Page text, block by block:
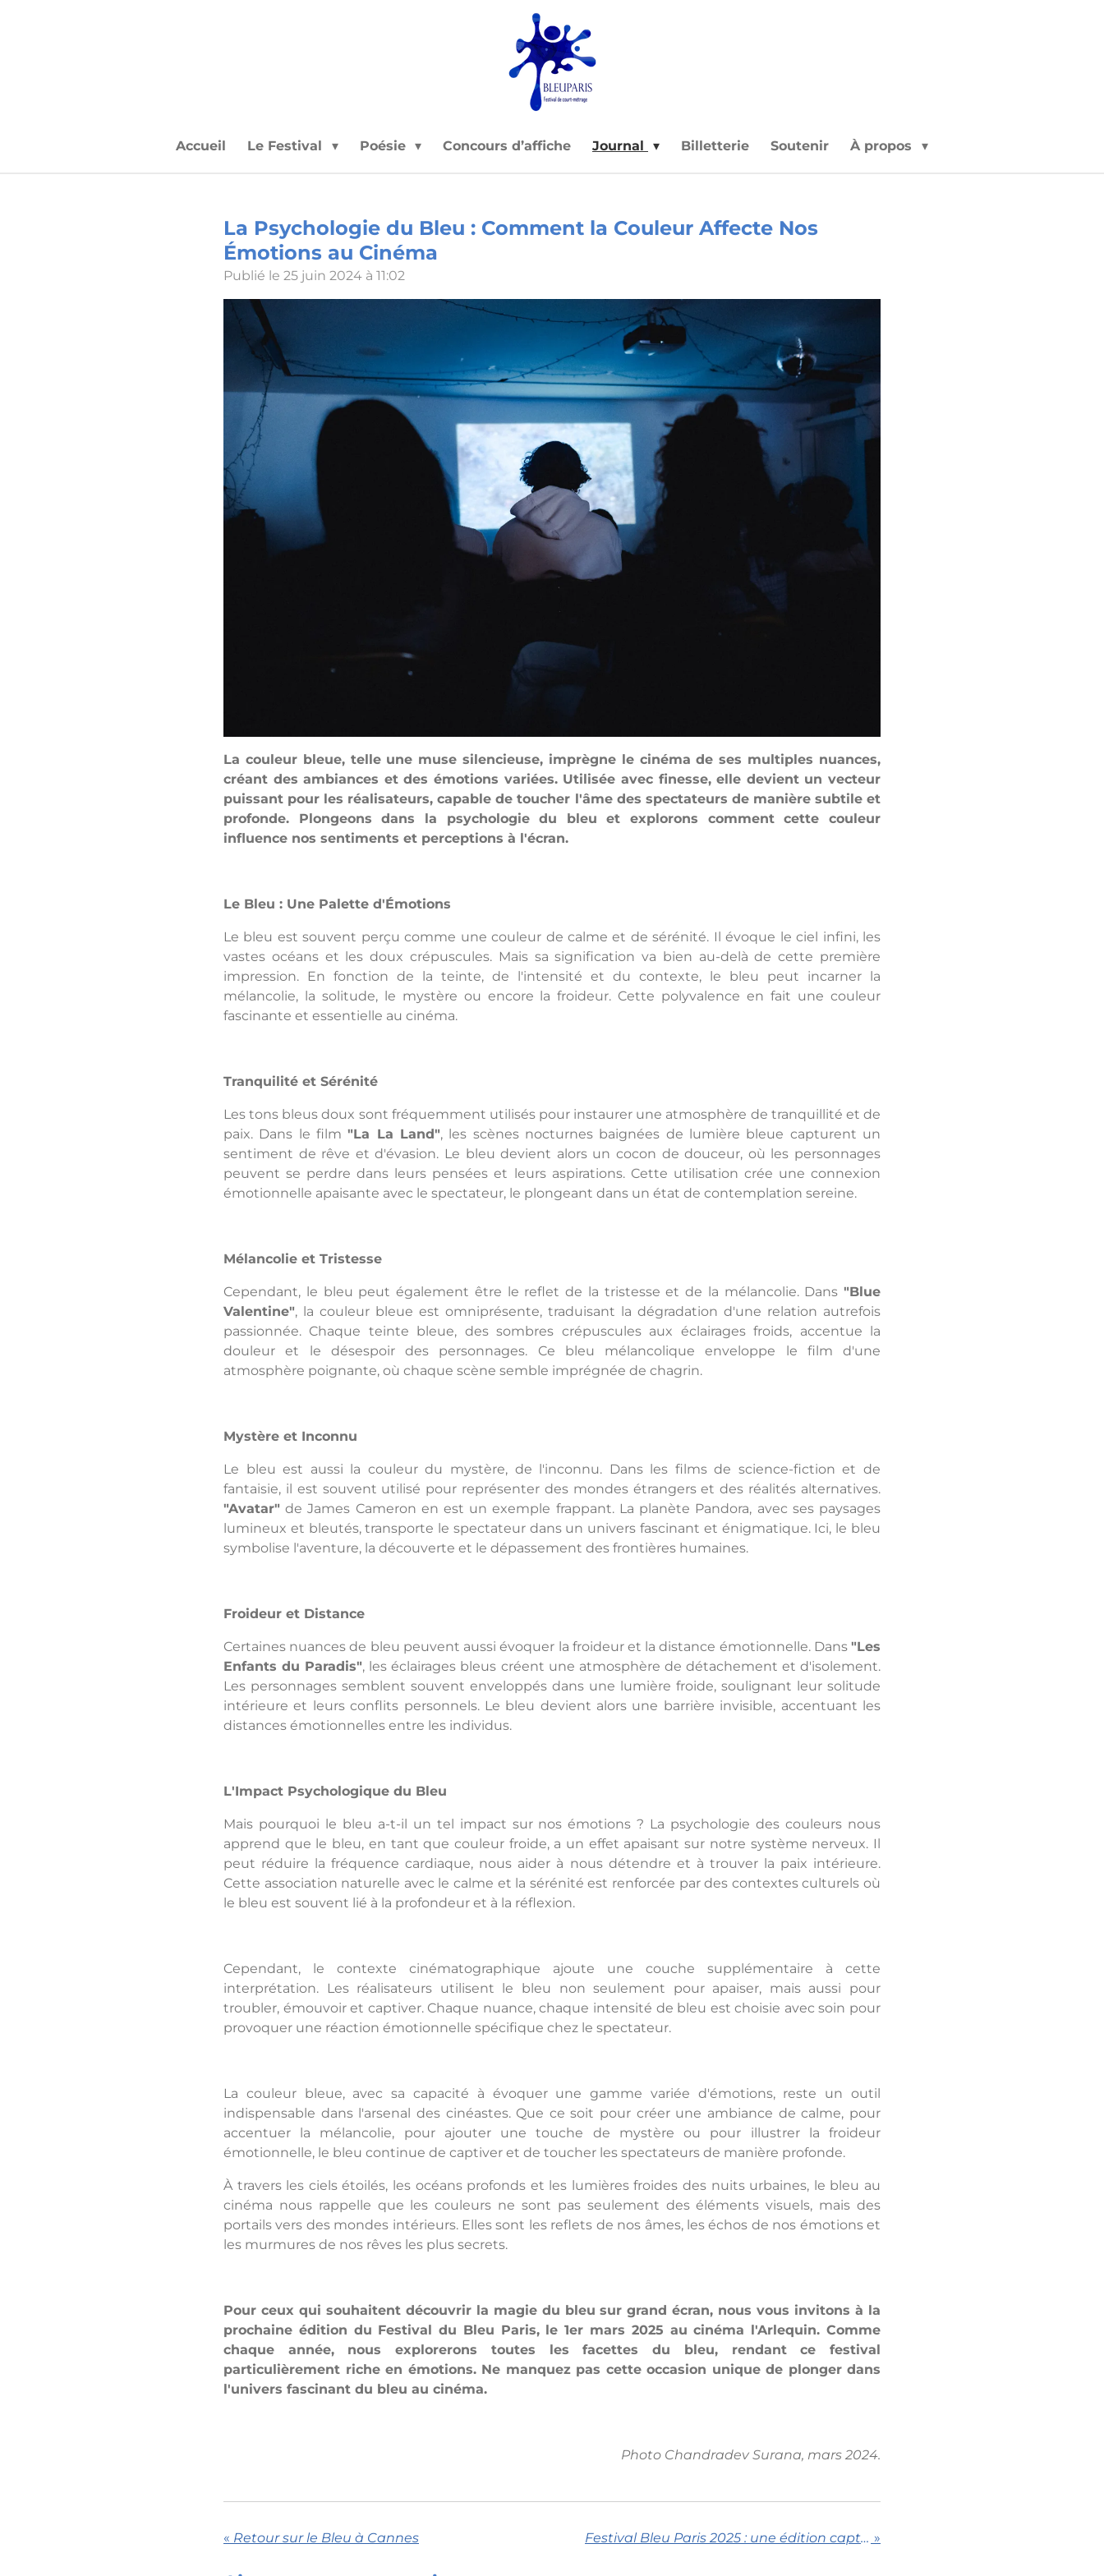
Accueil Le Festival Poésie Concours d’affiche Journal Billetterie Soutenir À propos
La Psychologie du Bleu : Comment la Couleur Affecte Nos
Émotions au Cinéma
Publié le 25 juin 2024 à 11:02
La couleur bleue, telle une muse silencieuse, imprègne le cinéma de ses multiples nuances,
créant des ambiances et des émotions variées. Utilisée avec finesse, elle devient un vecteur
puissant pour les réalisateurs, capable de toucher l'âme des spectateurs de manière subtile et
profonde. Plongeons dans la psychologie du bleu et explorons comment cette couleur
influence nos sentiments et perceptions à l'écran.
Le Bleu : Une Palette d'Émotions
Le bleu est souvent perçu comme une couleur de calme et de sérénité. Il évoque le ciel infini, les
vastes océans et les doux crépuscules. Mais sa signification va bien au-delà de cette première
impression. En fonction de la teinte, de l'intensité et du contexte, le bleu peut incarner la
mélancolie, la solitude, le mystère ou encore la froideur. Cette polyvalence en fait une couleur
fascinante et essentielle au cinéma.
Tranquilité et Sérénité
Les tons bleus doux sont fréquemment utilisés pour instaurer une atmosphère de tranquillité et de
paix. Dans le film"La La Land", les scènes nocturnes baignées de lumière bleue capturent un
sentiment de rêve et d'évasion. Le bleu devient alors un cocon de douceur, où les personnages
peuvent se perdre dans leurs pensées et leurs aspirations. Cette utilisation crée une connexion
émotionnelle apaisante avec le spectateur, le plongeant dans un état de contemplation sereine.
Mélancolie et Tristesse
Cependant, le bleu peut également être le reflet de la tristesse et de la mélancolie. Dans "Blue
Valentine", la couleur bleue est omniprésente, traduisant la dégradation d'une relation autrefois
passionnée. Chaque teinte bleue, des sombres crépuscules aux éclairages froids, accentue la
douleur et le désespoir des personnages. Ce bleu mélancolique enveloppe le film d'une
atmosphère poignante, où chaque scène semble imprégnée de chagrin.
Mystère et Inconnu
Le bleu est aussi la couleur du mystère, de l'inconnu. Dans les films de science-fiction et de
fantaisie, il est souvent utilisé pour représenter des mondes étrangers et des réalités alternatives.
"Avatar" de James Cameron en est un exemple frappant. La planète Pandora, avec ses paysages
lumineux et bleutés, transporte le spectateur dans un univers fascinant et énigmatique. Ici, le bleu
symbolise l'aventure, la découverte et le dépassement des frontières humaines.
Froideur et Distance
Certaines nuances de bleu peuvent aussi évoquer la froideur et la distance émotionnelle. Dans "Les
Enfants du Paradis", les éclairages bleus créent une atmosphère de détachement et d'isolement.
Les personnages semblent souvent enveloppés dans une lumière froide, soulignant leur solitude
intérieure et leurs conflits personnels. Le bleu devient alors une barrière invisible, accentuant les
distances émotionnelles entre les individus.
L'Impact Psychologique du Bleu
Mais pourquoi le bleu a-t-il un tel impact sur nos émotions ? La psychologie des couleurs nous
apprend que le bleu, en tant que couleur froide, a un effet apaisant sur notre système nerveux. Il
peut réduire la fréquence cardiaque, nous aider à nous détendre et à trouver la paix intérieure.
Cette association naturelle avec le calme et la sérénité est renforcée par des contextes culturels où
le bleu est souvent lié à la profondeur et à la réflexion.
Cependant, le contexte cinématographique ajoute une couche supplémentaire à cette
interprétation. Les réalisateurs utilisent le bleu non seulement pour apaiser, mais aussi pour
troubler, émouvoir et captiver. Chaque nuance, chaque intensité de bleu est choisie avec soin pour
provoquer une réaction émotionnelle spécifique chez le spectateur.
La couleur bleue, avec sa capacité à évoquer une gamme variée d'émotions, reste un outil
indispensable dans l'arsenal des cinéastes. Que ce soit pour créer une ambiance de calme, pour
accentuer la mélancolie, pour ajouter une touche de mystère ou pour illustrer la froideur
émotionnelle, le bleu continue de captiver et de toucher les spectateurs de manière profonde.
À travers les ciels étoilés, les océans profonds et les lumières froides des nuits urbaines, le bleu au
cinéma nous rappelle que les couleurs ne sont pas seulement des éléments visuels, mais des
portails vers des mondes intérieurs. Elles sont les reflets de nos âmes, les échos de nos émotions et
les murmures de nos rêves les plus secrets.
Pour ceux qui souhaitent découvrir la magie du bleu sur grand écran, nous vous invitons à la
prochaine édition du Festival du Bleu Paris, le 1er mars 2025 au cinéma l'Arlequin. Comme
chaque année, nous explorerons toutes les facettes du bleu, rendant ce festival
particulièrement riche en émotions. Ne manquez pas cette occasion unique de plonger dans
l'univers fascinant du bleu au cinéma.
Photo Chandradev Surana, mars 2024.
« Retour sur le Bleu à Cannes Festival Bleu Paris 2025 : une édition captivante entre rires et émotions »